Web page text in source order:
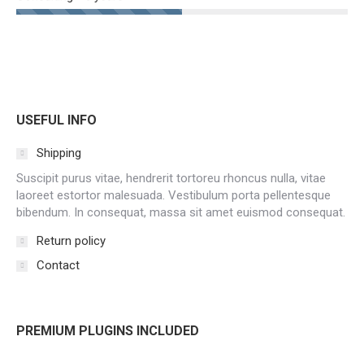
USEFUL INFO
Shipping
Suscipit purus vitae, hendrerit tortoreu rhoncus nulla, vitae
laoreet estortor malesuada. Vestibulum porta pellentesque
bibendum. In consequat, massa sit amet euismod consequat.
Return policy
Contact
PREMIUM PLUGINS INCLUDED